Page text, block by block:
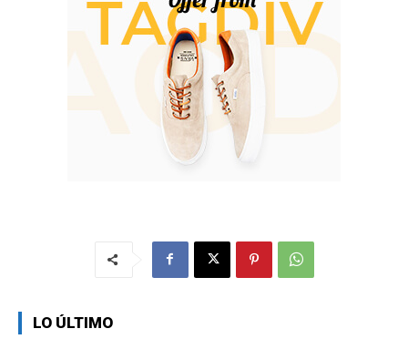
LO ÚLTIMO